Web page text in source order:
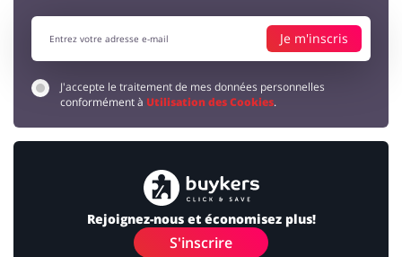
Je m'inscris
J'accepte le traitement de mes données personnelles
conformément à Utilisation des Cookies.
Rejoignez-nous et économisez plus!
S'inscrire